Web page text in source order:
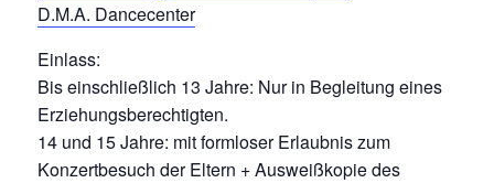
D.M.A. Dancecenter
Einlass:
Bis einschließlich 13 Jahre: Nur in Begleitung eines
Erziehungsberechtigten.
14 und 15 Jahre: mit formloser Erlaubnis zum
Konzertbesuch der Eltern + Ausweißkopie des